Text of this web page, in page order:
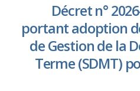
Décret n°
portant adoption
de Gestion de la
Terme (SDMT)